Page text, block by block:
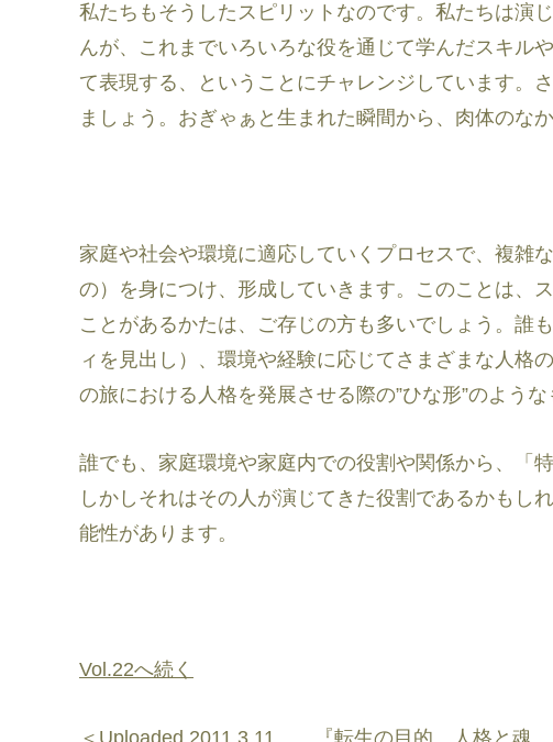
私たちもそうしたスピリットなのです。私たちは演
んが、これまでいろいろな役を通じて学んだスキル
て表現する、ということにチャレンジしています。
ましょう。おぎゃぁと生まれた瞬間から、肉体のな
家庭や社会や環境に適応していくプロセスで、複雑
の）を身につけ、形成していきます。このことは、
ことがあるかたは、ご存じの方も多いでしょう。誰
ィを見出し）、環境や経験に応じてさまざまな人格
の旅における人格を発展させる際の”ひな形”のような
誰でも、家庭環境や家庭内での役割や関係から、「
しかしそれはその人が演じてきた役割であるかもし
能性があります。
Vol.22へ続く